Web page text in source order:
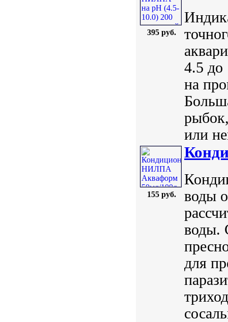
395 руб.
4.5
на
или
155 руб.
воды
воды.
для